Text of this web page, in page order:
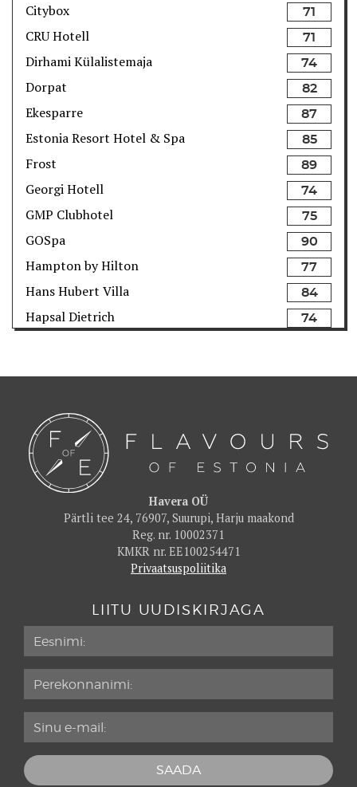
Citybox 71
CRU Hotell 71
Dirhami Külalistemaja 74
Dorpat 82
Ekesparre 87
Estonia Resort Hotel & Spa 85
Frost 89
Georgi Hotell 74
GMP Clubhotel 75
GOSpa 90
Hampton by Hilton 77
Hans Hubert Villa 84
Hapsal Dietrich 74
Hilton Park
Hotell Metsis 74
Hotell Narva & IDA Spaa 80
Hyatt Place
Ibis Styles Tallinn
Ibis Tallinn Center
Karja Majutus 73
Keila-Joa Schloss Fall
Kubija Hotel & Nature Spa
Kuressaare Kuursaali külalistoad 75
La Spa
Lossispaa Wagenküll
Havera OÜ
Pärtli tee 24, 76907, Suurupi, Harju maakond
Reg. nr. 10002371
KMKR nr. EE100254471
Privaatsuspoliitika
LIITU UUDISKIRJAGA